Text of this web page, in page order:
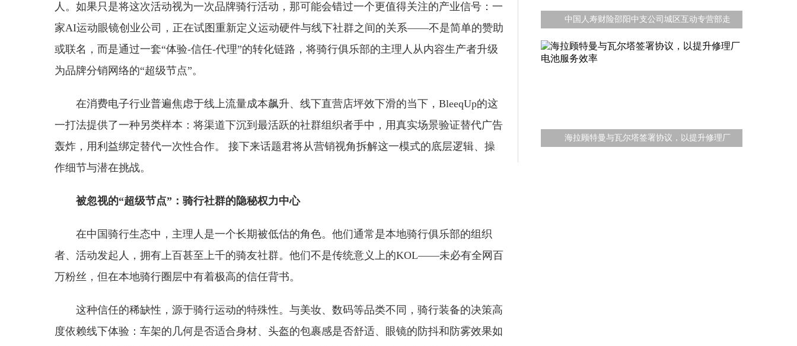
人。如果只是将这次活动视为一次品牌骑行活动，那可能会错过一个更值得关注的产业信号：一
家AI运动眼镜创业公司，正在试图重新定义运动硬件与线下社群之间的关系——不是简单的赞助
或联名，而是通过一套“体验-信任-代理”的转化链路，将骑行俱乐部的主理人从内容生产者升级
为品牌分销网络的“超级节点”。
在消费电子行业普遍焦虑于线上流量成本飙升、线下直营店坪效下滑的当下，BleeqUp的这
一打法提供了一种另类样本：将渠道下沉到最活跃的社群组织者手中，用真实场景验证替代广告
轰炸，用利益绑定替代一次性合作。 接下来话题君将从营销视角拆解这一模式的底层逻辑、操
作细节与潜在挑战。
被忽视的“超级节点”：骑行社群的隐秘权力中心
在中国骑行生态中，主理人是一个长期被低估的角色。他们通常是本地骑行俱乐部的组织
者、活动发起人，拥有上百甚至上千的骑友社群。他们不是传统意义上的KOL——未必有全网百
万粉丝，但在本地骑行圈层中有着极高的信任背书。
这种信任的稀缺性，源于骑行运动的特殊性。与美妆、数码等品类不同，骑行装备的决策高
度依赖线下体验：车架的几何是否适合身材、头盔的包裹感是否舒适、眼镜的防抖和防雾效果如
中国人寿财险邵阳中支公司城区互动专营部走
海拉顾特曼与瓦尔塔签署协议，以提升修理厂